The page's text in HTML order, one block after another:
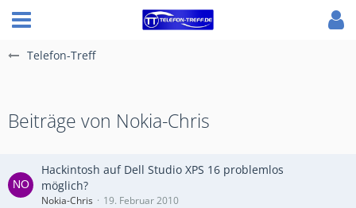
Telefon-Treff
Beiträge von Nokia-Chris
Hackintosh auf Dell Studio XPS 16 problemlos
möglich?
Nokia-Chris 19. Februar 2010